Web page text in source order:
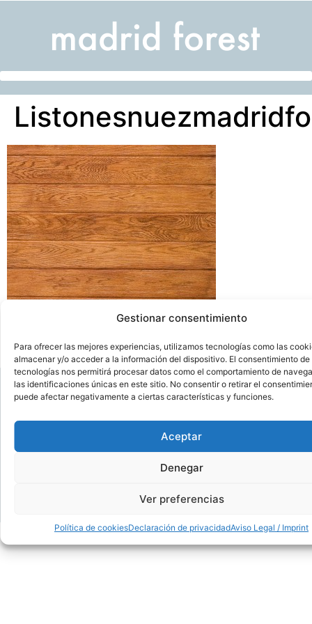
Gestionar consentimiento
Para ofrecer las mejores experiencias, utilizamos tecnologías como las
almacenar y/o acceder a la información del dispositivo. El consentimiento de
tecnologías nos permitirá procesar datos como el comportamiento de
las identificaciones únicas en este sitio. No consentir o retirar el
puede afectar negativamente a ciertas características y funciones.
Aceptar
Denegar
Ver preferencias
Política de cookiesDeclaración de privacidadAviso Legal / Imprint
calle de juan montalvo 5- 28040, madrid
l-v: 8.30-14 / 15-18h
venta·instalación · a